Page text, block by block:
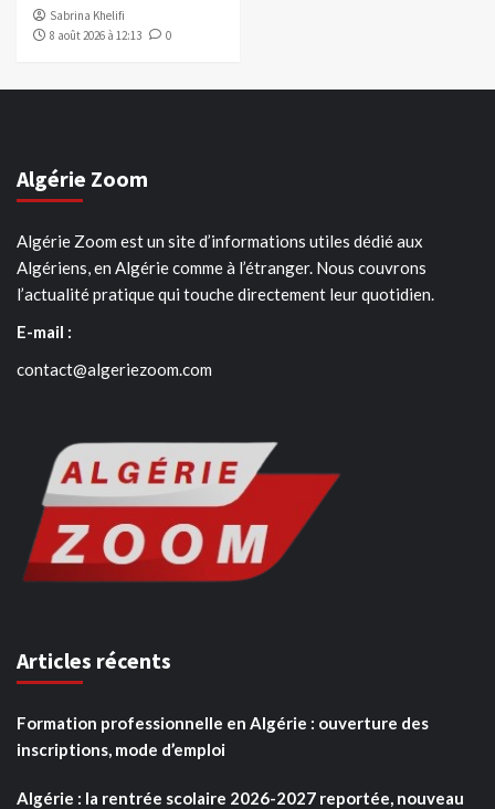
Sabrina Khelifi
8 août 2026 à 12:13
0
Algérie Zoom
Algérie Zoom est un site d’informations utiles dédié aux
Algériens, en Algérie comme à l’étranger. Nous couvrons
l’actualité pratique qui touche directement leur quotidien.
E-mail :
contact@algeriezoom.com
Articles récents
Formation professionnelle en Algérie : ouverture des
inscriptions, mode d’emploi
Algérie : la rentrée scolaire 2026-2027 reportée, nouveau